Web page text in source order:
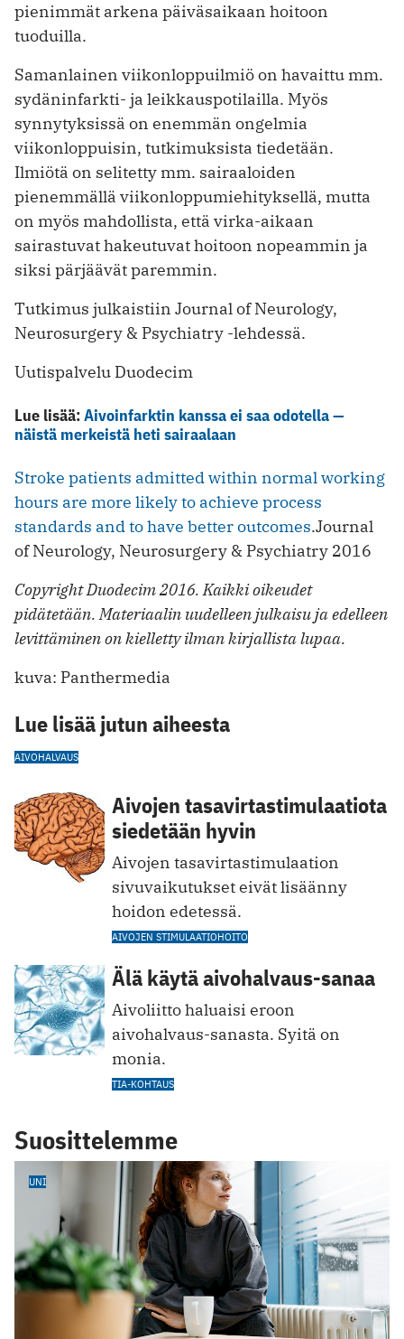
pienimmät arkena päiväsaikaan hoitoon
tuoduilla.
Samanlainen viikonloppuilmiö on havaittu mm.
sydäninfarkti- ja leikkauspotilailla. Myös
synnytyksissä on enemmän ongelmia
viikonloppuisin, tutkimuksista tiedetään.
Ilmiötä on selitetty mm. sairaaloiden
pienemmällä viikonloppumiehityksellä, mutta
on myös mahdollista, että virka-aikaan
sairastuvat hakeutuvat hoitoon nopeammin ja
siksi pärjäävät paremmin.
Tutkimus julkaistiin Journal of Neurology,
Neurosurgery & Psychiatry -lehdessä.
Uutispalvelu Duodecim
Lue lisää:Aivoinfarktin kanssa ei saa odotella —
näistä merkeistä heti sairaalaan
Stroke patients admitted within normal working
hours are more likely to achieve process
standards and to have better outcomes.Journal
of Neurology, Neurosurgery & Psychiatry 2016
Copyright Duodecim 2016. Kaikki oikeudet
pidätetään. Materiaalin uudelleen julkaisu ja edelleen
levittäminen on kielletty ilman kirjallista lupaa.
kuva: Panthermedia
Lue lisää jutun aiheesta
AIVOHALVAUS
Aivojen tasavirtastimulaatiota
siedetään hyvin
Aivojen tasavirtastimulaation
sivuvaikutukset eivät lisäänny
hoidon edetessä.
AIVOJEN STIMULAATIOHOITO
Älä käytä aivohalvaus-sanaa
Aivoliitto haluaisi eroon
aivohalvaus-sanasta. Syitä on
monia.
TIA-KOHTAUS
Suosittelemme
UNI